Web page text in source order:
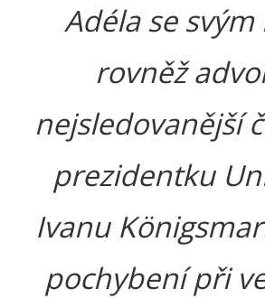
Adéla se
rovněž
nejsledovanější
prezidentku
Ivanu
pochybení při